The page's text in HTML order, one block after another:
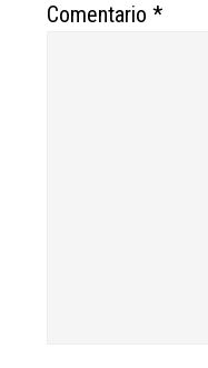
Comentario*